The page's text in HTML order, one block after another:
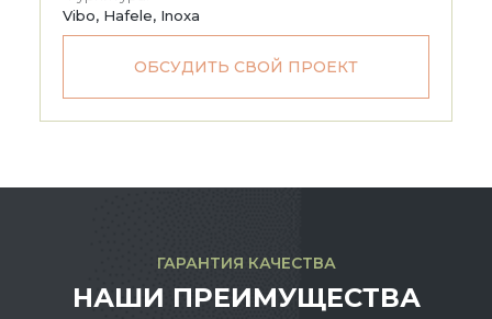
Vibo, Hafele, Inoxa
ОБСУДИТЬ СВОЙ ПРОЕКТ
ГАРАНТИЯ КАЧЕСТВА
НАШИ ПРЕИМУЩЕСТВА